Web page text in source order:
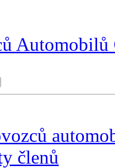
Automobilů
členů